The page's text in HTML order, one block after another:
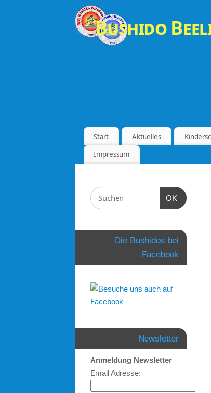
Bushido
Start Aktuelles
Impressum
OK
Die Bushidos bei
Facebook
Newsletter
Anmeldung Newsletter
Email Adresse: